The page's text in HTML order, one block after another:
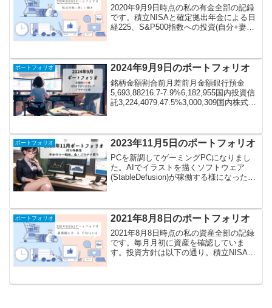
2020年9月9日時点の私の有金全部の記録
です。積立NISAと確定拠出年金による日
経225、S&P500指数への投資(自分+妻で
ポートフォリオ 2024年9月9日のポートフォリオ
銘柄金額割合前月差前月金額銀行預金
5,693,88216.7-7.9%6,182,955国内投資信
託3,224,4079.47.5%3,000,309国内株式
ポートフォリオ 2023年11月5日のポートフォリオ
PCを新調してゲーミングPCになりまし
た。AIでイラストを描くソフトウェア
(StableDefusion)が稼働する様になったの
（迷走中）銘柄金額割合前月差前月金額
銀行預...
ポートフォリオ 2021年8月8日のポートフォリオ
2021年8月8日時点の私の資産全部の記録
です。毎月月初に資産を確認していま
す。投資方針は以下の通り。積立NISAと
会による自社株への積立投資(年40万く...